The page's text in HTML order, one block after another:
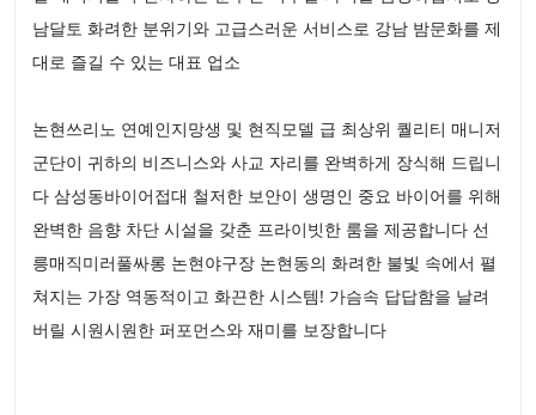
남달토 화려한 분위기와 고급스러운 서비스로 강남 밤문화를 제
대로 즐길 수 있는 대표 업소
논현쓰리노 연예인지망생 및 현직모델 급 최상위 퀄리티 매니저
군단이 귀하의 비즈니스와 사교 자리를 완벽하게 장식해 드립니
다 삼성동바이어접대 철저한 보안이 생명인 중요 바이어를 위해
완벽한 음향 차단 시설을 갖춘 프라이빗한 룸을 제공합니다 선
릉매직미러풀싸롱 논현야구장 논현동의 화려한 불빛 속에서 펼
쳐지는 가장 역동적이고 화끈한 시스템! 가슴속 답답함을 날려
버릴 시원시원한 퍼포먼스와 재미를 보장합니다